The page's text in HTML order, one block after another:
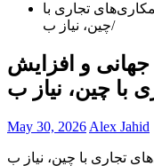
تجاری با
چین، نیاز ب
و افزایش
با چین، نیاز ب
May 30, 2026 Alex Jahid
تجاری با چین، نیاز ب